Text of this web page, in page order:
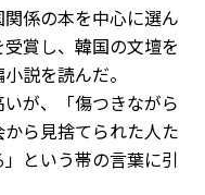
係の本を中心に選ん
賞し、韓国の文壇を
説を読んだ。
が、「傷つきながら
ら見捨てられた人た
という帯の言葉に引